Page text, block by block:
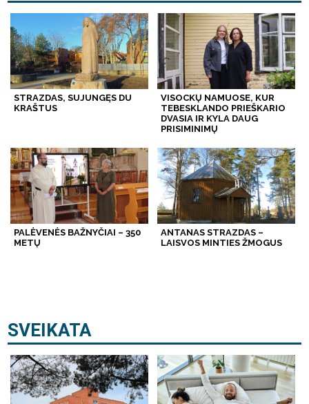
STRAZDAS, SUJUNGĘS DU
KRAŠTUS
VISOCKŲ NAMUOSE, KUR
TEBESKLANDO PRIEŠKARIO
DVASIA IR KYLA DAUG
PRISIMINIMŲ
PALĖVENĖS BAŽNYČIAI – 350
METŲ
ANTANAS STRAZDAS –
LAISVOS MINTIES ŽMOGUS
SVEIKATA